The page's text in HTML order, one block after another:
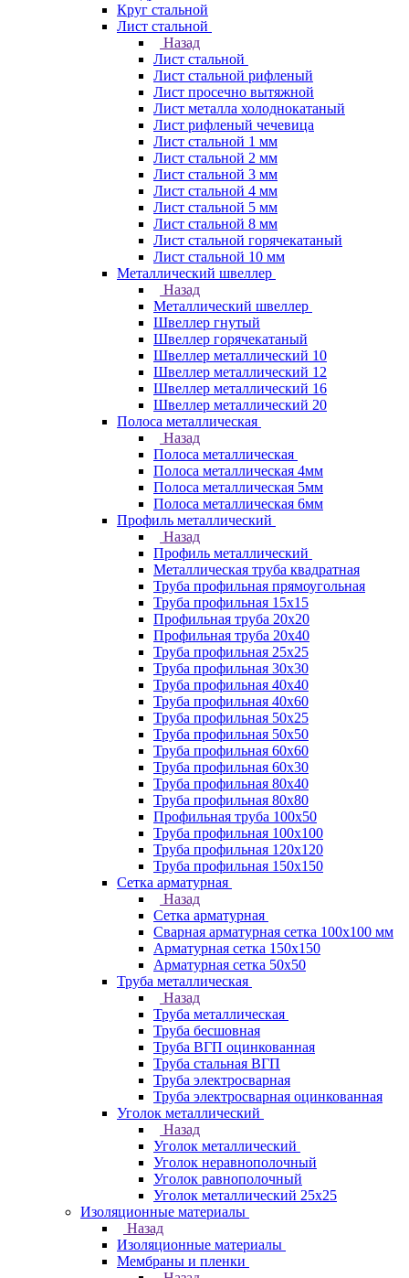
Круг стальной
Лист стальной
Назад
Лист стальной
Лист стальной рифленый
Лист просечно вытяжной
Лист металла холоднокатаный
Лист рифленый чечевица
Лист стальной 1 мм
Лист стальной 2 мм
Лист стальной 3 мм
Лист стальной 4 мм
Лист стальной 5 мм
Лист стальной 8 мм
Лист стальной горячекатаный
Лист стальной 10 мм
Металлический швеллер
Назад
Металлический швеллер
Швеллер гнутый
Швеллер горячекатаный
Швеллер металлический 10
Швеллер металлический 12
Швеллер металлический 16
Швеллер металлический 20
Полоса металлическая
Назад
Полоса металлическая
Полоса металлическая 4мм
Полоса металлическая 5мм
Полоса металлическая 6мм
Профиль металлический
Назад
Профиль металлический
Металлическая труба квадратная
Труба профильная прямоугольная
Труба профильная 15х15
Профильная труба 20х20
Профильная труба 20х40
Труба профильная 25х25
Труба профильная 30x30
Труба профильная 40х40
Труба профильная 40х60
Труба профильная 50х25
Труба профильная 50х50
Труба профильная 60x60
Труба профильная 60х30
Труба профильная 80х40
Труба профильная 80х80
Профильная труба 100х50
Труба профильная 100х100
Труба профильная 120х120
Труба профильная 150х150
Сетка арматурная
Назад
Сетка арматурная
Сварная арматурная сетка 100х100 мм
Арматурная сетка 150х150
Арматурная сетка 50х50
Труба металлическая
Назад
Труба металлическая
Труба бесшовная
Труба ВГП оцинкованная
Труба стальная ВГП
Труба электросварная
Труба электросварная оцинкованная
Уголок металлический
Назад
Уголок металлический
Уголок неравнополочный
Уголок равнополочный
Уголок металлический 25х25
Изоляционные материалы
Назад
Изоляционные материалы
Мембраны и пленки